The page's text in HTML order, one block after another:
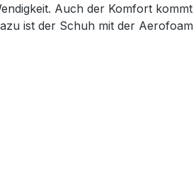
Auch der Komfort
ist der Schuh mit der